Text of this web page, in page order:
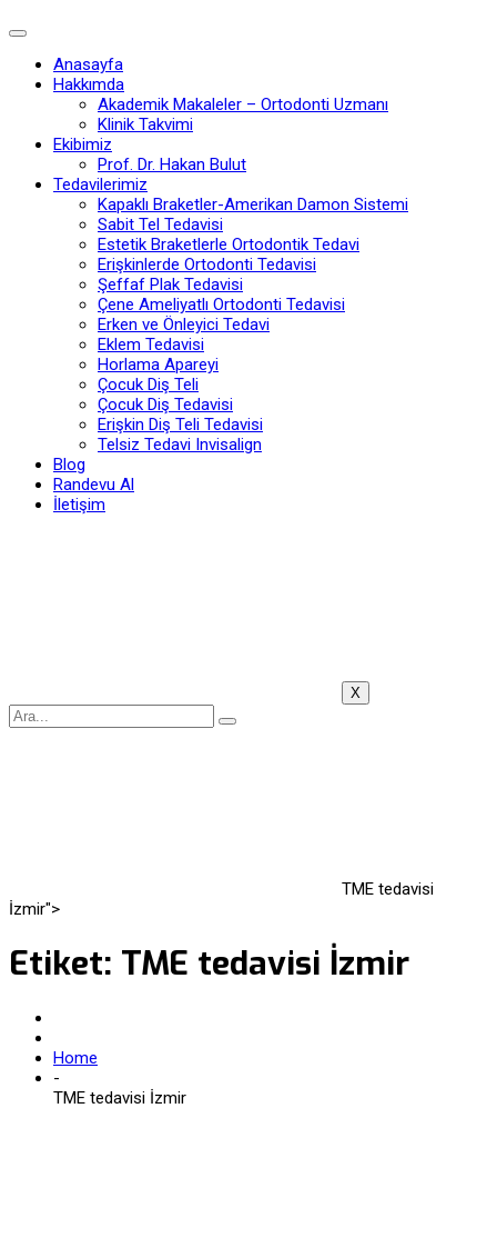
Anasayfa
Hakkımda
Akademik Makaleler – Ortodonti Uzmanı
Klinik Takvimi
Ekibimiz
Prof. Dr. Hakan Bulut
Tedavilerimiz
Kapaklı Braketler-Amerikan Damon Sistemi
Sabit Tel Tedavisi
Estetik Braketlerle Ortodontik Tedavi
Erişkinlerde Ortodonti Tedavisi
Şeffaf Plak Tedavisi
Çene Ameliyatlı Ortodonti Tedavisi
Erken ve Önleyici Tedavi
Eklem Tedavisi
Horlama Apareyi
Çocuk Diş Teli
Çocuk Diş Tedavisi
Erişkin Diş Teli Tedavisi
Telsiz Tedavi Invisalign
Blog
Randevu Al
İletişim
X
TME tedavisi
İzmir">
Etiket: TME tedavisi İzmir
Home
-
TME tedavisi İzmir